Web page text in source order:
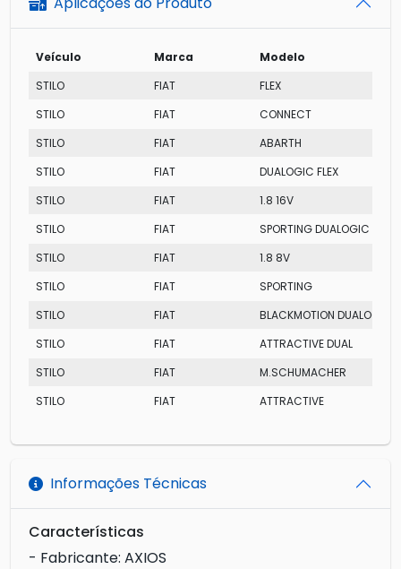
Veículo Marca
Modelo
STILO
FIAT
FLEX
STILO
FIAT
CONNECT
STILO
FIAT
ABARTH
STILO
FIAT
DUALOGIC FLEX
STILO
FIAT
1.8 16V
STILO
FIAT
SPORTING DUALOGIC FL
STILO
FIAT
1.8 8V
STILO
FIAT
SPORTING
STILO
FIAT
BLACKMOTION DUALOGIC
STILO
FIAT
ATTRACTIVE DUAL
STILO
FIAT
M.SCHUMACHER
STILO
FIAT ATTRACTIVE
Informações Técnicas
Características
- Fabricante: AXIOS